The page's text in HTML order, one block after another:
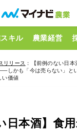
キル 農業経営
リリース ：【前例のない日
しかも「今は売らない」と
い価値
日本酒】食